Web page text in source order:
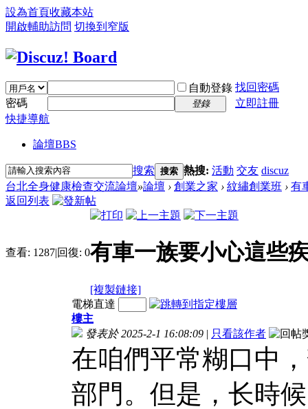
設為首頁收藏本站
開啟輔助訪問 切換到窄版
自動登錄 找回密碼
密碼
登錄
立即註冊
快捷導航
論壇BBS
搜索 搜索 熱搜: 活動 交友 discuz
台北全身健康檢查交流論壇»論壇 › 創業之家 › 紋繡創業班 › 有
返回列表
查看: 1287|回復: 0有車一族要小心這些
[複製鏈接]
電梯直達
樓主
發表於 2025-2-1 16:08:09 | 只看該作者
在咱們平常糊口中
部門。但是，长時